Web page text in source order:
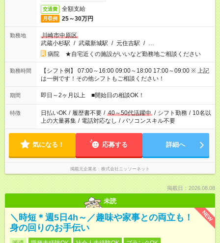
交通費 全額支給
月収例 25～30万円
勤務地
川崎市中原区
武蔵小杉駅 / 武蔵新城駅 / 元住吉駅 / …
病院 ★自宅近くの施設がいいなど勤務地ご相談ください
勤務時間
【シフト例】 07:00～16:00 09:00～18:00 17:00～09:00 ※ 上記
は一例です！その他シフトもご相談ください！
期間 即日～2ヶ月以上 ■開始日の相談OK！
特徴 日払いOK / 履歴書不要 / 40～50代活躍中 / シフト勤務 / 10名以
上の大量募集 / 電話対応なし / パソコンスキル不要
気になる！ 応募する 詳細へ
掲載元企業名 株式会社ニッソーネット
掲載日：2026.08.08
未読
NEW
＼時短＊週5日4h～／趣味や家事との両立も！
身の回りのお手伝い